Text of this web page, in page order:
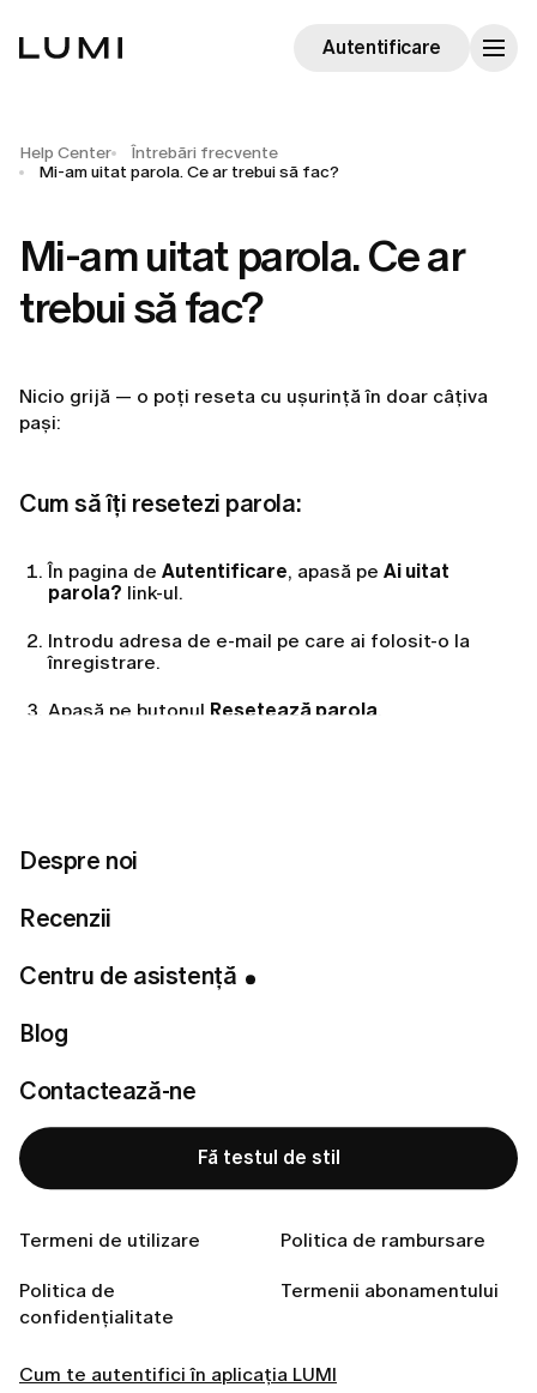
Despre noi
Recenzii
Centru de asistență
Blog
Contactează-ne
Fă testul de stil
Termeni de utilizare Politica de rambursare
Politica de
confidențialitate
Termenii abonamentului
Autentificare
Help Center
Întrebări frecvente
Mi-am uitat parola. Ce ar trebui să fac?
Mi-am uitat parola. Ce ar
trebui să fac?
Nicio grijă — o poți reseta cu ușurință în doar câțiva
pași:
Cum să îți resetezi parola:
În pagina de Autentificare, apasă pe Ai uitat
parola? link-ul.
Introdu adresa de e-mail pe care ai folosit-o la
înregistrare.
Apasă pe butonul Resetează parola
După autentificare, îți poți actualiza parola oricând
Nu ai primit e-mailul?
Așteaptă până la
Verifică folderele
uneori e-mailul ajunge acolo.
Related articles
Cum te autentifici în aplicația LUMI